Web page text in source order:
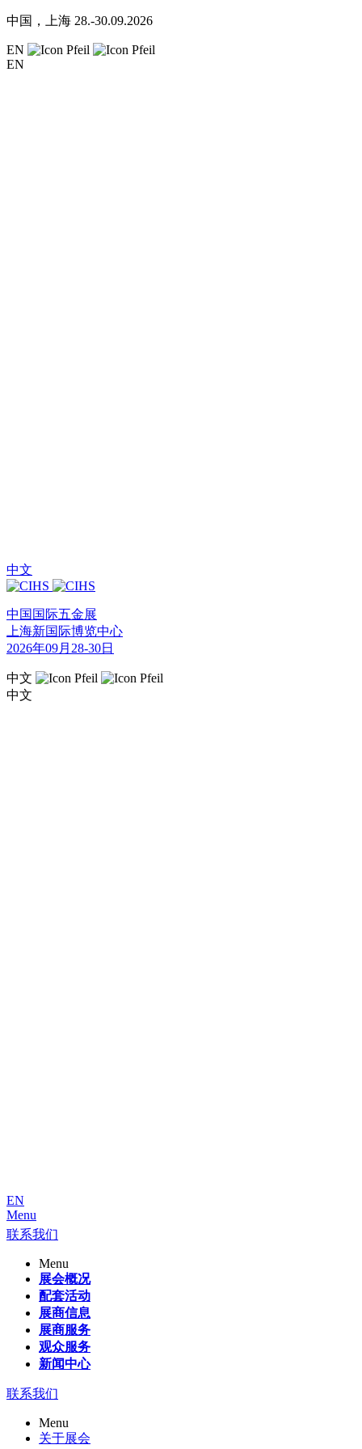
中国，上海 28.-30.09.2026
EN
EN
中文
中国国际五金展
上海新国际博览中心
2026年09月28-30日
中文
中文
EN
Menu
联系我们
Menu
展会概况
配套活动
展商信息
展商服务
观众服务
新闻中心
联系我们
Menu
关于展会